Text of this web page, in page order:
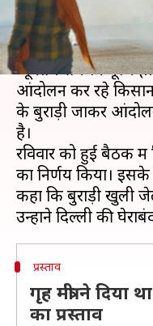
क्या है खबर?
नए कृषि कानूनों को
न्यूनतम समर्थन मूल्य
आंदोलन कर रहे
के बुराड़ी जाकर
है।
रविवार को हुई बैठक में
का निर्णय किया। इसके
कहा कि बुराड़ी खुली
प्रस्ताव
गृह मंत्री ने दिया
का प्रस्ताव